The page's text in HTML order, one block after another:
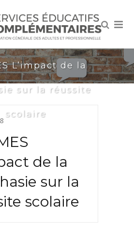
L’impact de la
sur la réussite
scolaire
de la
sur la
scolaire